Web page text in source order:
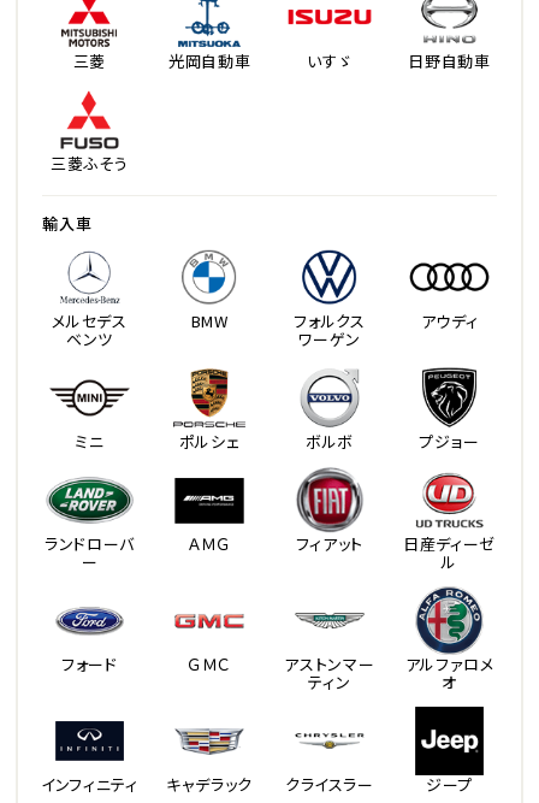
三菱 光岡自動車 いすゞ 日野自動車
三菱ふそう
輸入車
メルセデス
ベンツ
BMW フォルクス
ワーゲン
アウディ
ミニ ポルシェ ボルボ プジョー
ランドローバ
ー
ＡＭＧ フィアット 日産ディーゼ
ル
フォード ＧＭＣ アストンマー
ティン
アルファロメ
オ
インフィニティ キャデラック クライスラー ジープ